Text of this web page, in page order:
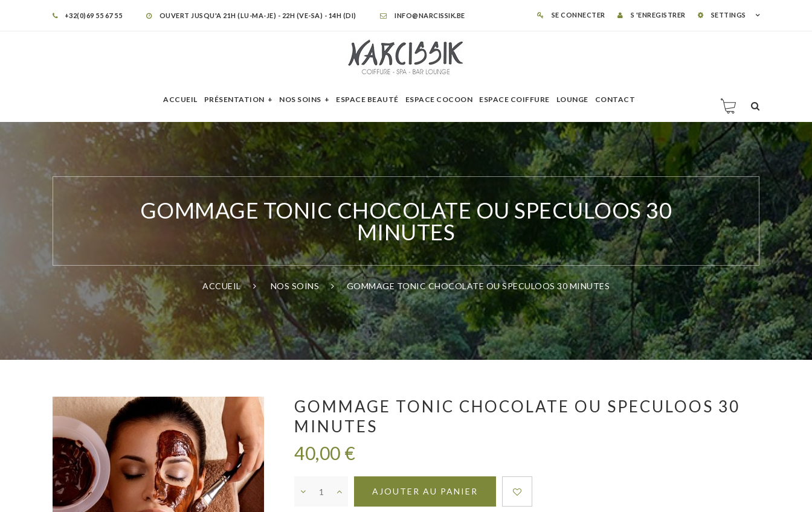
+32(0)69 55 67 55 OUVERT JUSQU'A 21H (LU-MA-JE) - 22H (VE-SA) - 14H (DI) INFO@NARCISSIK.BE SE CONNECTER S 'ENREGISTRER SETTINGS
ACCUEIL PRÉSENTATION NOS SOINS ESPACE BEAUTÉ ESPACE COCOON ESPACE COIFFURE LOUNGE CONTACT
GOMMAGE TONIC CHOCOLATE OU SPECULOOS 30
MINUTES
ACCUEIL NOS SOINS GOMMAGE TONIC CHOCOLATE OU SPECULOOS 30 MINUTES
GOMMAGE TONIC CHOCOLATE OU SPECULOOS 30
MINUTES
40,00 €
AJOUTER AU PANIER